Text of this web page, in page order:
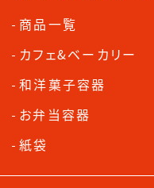
商品一覧
カフェ&ベーカリー
和洋菓子容器
お弁当容器
紙袋